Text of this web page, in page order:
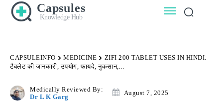
Capsules
Knowledge Hub
CAPSULEINFO MEDICINE
ZIFI 200 TABLET USES IN HINDI:
टैबलेट की जानकारी, उपयोग, फायदे, नुकसान,...
Medically Reviewed By:
Dr L K Garg
August 7, 2025